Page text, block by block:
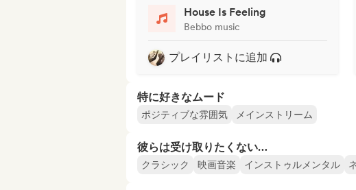
House Is Feeling
Bebbo music
プレイリストに追加
特に好きなムード
ポジティブな雰囲気 メインストリーム
彼らは受け取りたくない…
クラシック 映画音楽 インストゥルメンタル